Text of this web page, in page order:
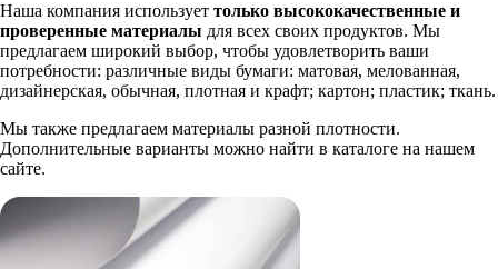
Наша компания использует только высококачественные и
проверенные материалы для всех своих продуктов. Мы
предлагаем широкий выбор, чтобы удовлетворить ваши
потребности: различные виды бумаги: матовая, мелованная,
дизайнерская, обычная, плотная и крафт; картон; пластик; ткань.
Мы также предлагаем материалы разной плотности.
Дополнительные варианты можно найти в каталоге на нашем
сайте.